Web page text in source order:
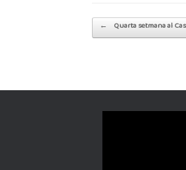
Post navigation
← Quarta setmana al
Reproductor